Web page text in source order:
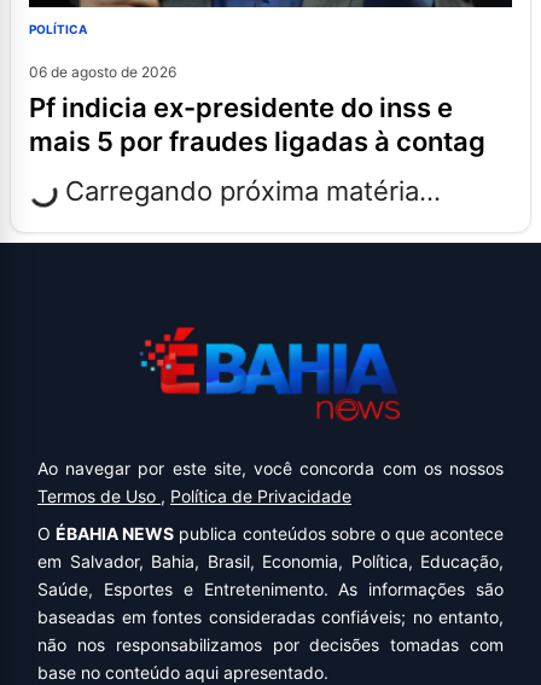
POLÍTICA
06 de agosto de 2026
pf indicia ex-presidente do inss e
mais 5 por fraudes ligadas à contag
Carregando próxima matéria...
Ao navegar por este site, você concorda com os nossos
Termos de Uso , Política de Privacidade
OÉBAHIA NEWS publica conteúdos sobre o que acontece
em Salvador, Bahia, Brasil, Economia, Política, Educação,
Saúde, Esportes e Entretenimento. As informações são
baseadas em fontes consideradas confiáveis; no entanto,
não nos responsabilizamos por decisões tomadas com
base no conteúdo aqui apresentado.